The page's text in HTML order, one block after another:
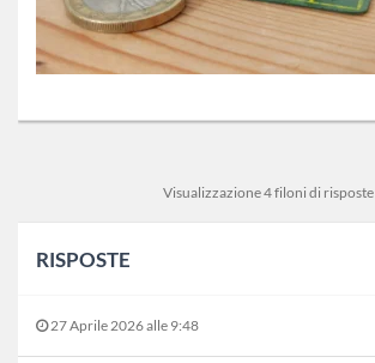
Visualizzazione 4 filoni di risposte
RISPOSTE
27 Aprile 2026 alle 9:48